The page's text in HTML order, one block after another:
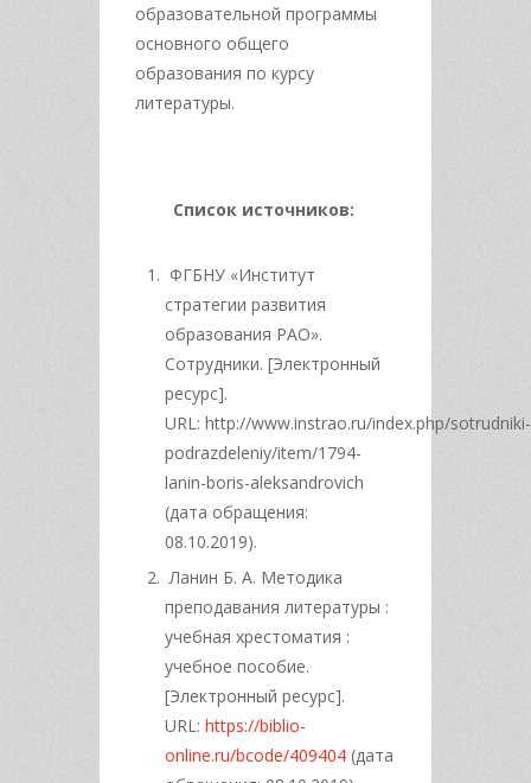
образовательной программы
основного общего
образования по курсу
литературы.
Список источников:
ФГБНУ «Институт
стратегии развития
образования РАО».
Сотрудники. [Электронный
ресурс].
URL: http://www.instrao.ru/index.php/sotrudniki-
podrazdeleniy/item/1794-
lanin-boris-aleksandrovich
(дата обращения:
08.10.2019).
Ланин Б. А. Методика
преподавания литературы :
учебная хрестоматия :
учебное пособие.
[Электронный ресурс].
URL: https://biblio-
online.ru/bcode/409404 (дата